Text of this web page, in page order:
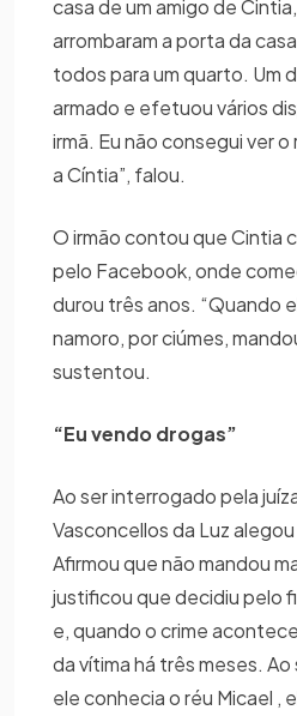
casa de um amigo de
arrombaram a porta da
todos para um quarto. Um
armado e efetuou vários
irmã. Eu não consegui ver
a Cíntia”, falou.
O irmão contou que Cintia
pelo Facebook, onde
durou três anos. “Quando
namoro, por ciúmes,
sustentou.
“Eu vendo drogas”
Ao ser interrogado pela
Vasconcellos da Luz
Afirmou que não mandou
justificou que decidiu pelo
e, quando o crime
da vítima há três meses.
ele conhecia o réu Micael ,